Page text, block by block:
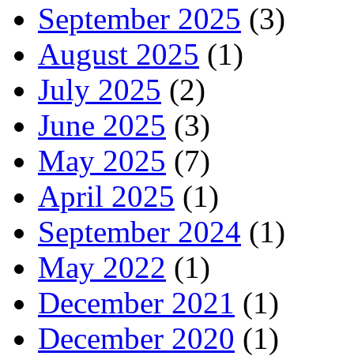
September 2025 (3)
August 2025 (1)
July 2025 (2)
June 2025 (3)
May 2025 (7)
April 2025 (1)
September 2024 (1)
May 2022 (1)
December 2021 (1)
December 2020 (1)